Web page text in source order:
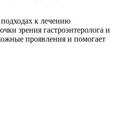
к лечению
зрения гастроэнтеролога и
проявления и помогает